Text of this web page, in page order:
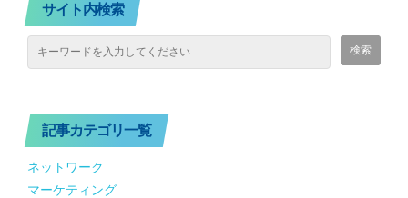
サイト内検索
記事カテゴリ一覧
ネットワーク
マーケティング